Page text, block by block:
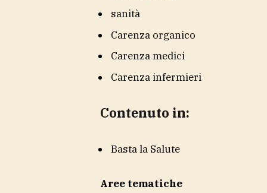
sanità
Carenza organico
Carenza medici
Carenza infermieri
Contenuto in:
Basta la Salute
Aree tematiche